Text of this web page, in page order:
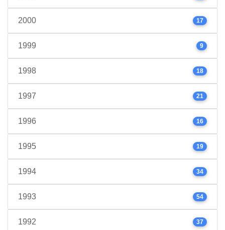
2000 17
1999 9
1998 18
1997 21
1996 16
1995 19
1994 34
1993 54
1992 37